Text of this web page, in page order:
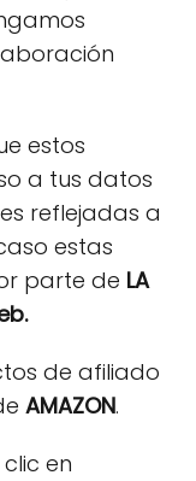
estos
a tus datos
reflejadas a
estas
parte de LA
de afiliado
AMAZON.
en